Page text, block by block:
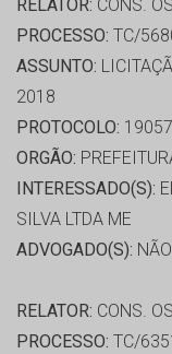
RELATOR: CONS.
PROCESSO: TC/
ASSUNTO:
2018
PROTOCOLO:
ORGÃO:
INTERESSADO(S):
SILVA LTDA ME
ADVOGADO(S):
RELATOR: CONS.
PROCESSO: TC/